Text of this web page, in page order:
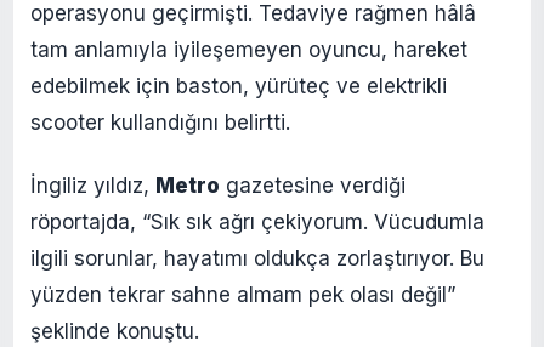
operasyonu geçirmişti. Tedaviye rağmen hâlâ
tam anlamıyla iyileşemeyen oyuncu, hareket
edebilmek için baston, yürüteç ve elektrikli
scooter kullandığını belirtti.
İngiliz yıldız, Metro gazetesine verdiği
röportajda, “Sık sık ağrı çekiyorum. Vücudumla
ilgili sorunlar, hayatımı oldukça zorlaştırıyor. Bu
yüzden tekrar sahne almam pek olası değil”
şeklinde konuştu.